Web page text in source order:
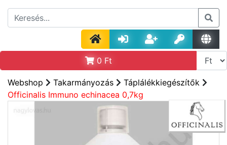
0 Ft
Webshop Takarmányozás
Táplálékkiegészítők
Officinalis Immuno echinacea 0,7kg